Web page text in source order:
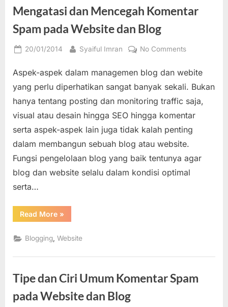
Mengatasi dan Mencegah Komentar
Spam pada Website dan Blog
Posted
20/01/2014 By
Syaiful Imran No Commentson
dan
Mencegah
Spam
pada
Website
dan
Aspek-aspek dalam managemen blog dan webite
yang perlu diperhatikan sangat banyak sekali. Bukan
hanya tentang posting dan monitoring traffic saja,
visual atau desain hingga SEO hingga komentar
serta aspek-aspek lain juga tidak kalah penting
dalam membangun sebuah blog atau website.
Fungsi pengelolaan blog yang baik tentunya agar
blog dan website selalu dalam kondisi optimal
serta…
Read More“Mengatasi
dan
Komentar
Spam
Website
»
Blogging ,Website
Tipe dan Ciri Umum Komentar Spam
pada Website dan Blog